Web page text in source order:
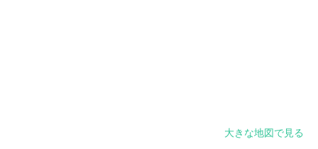
大きな地図で見る